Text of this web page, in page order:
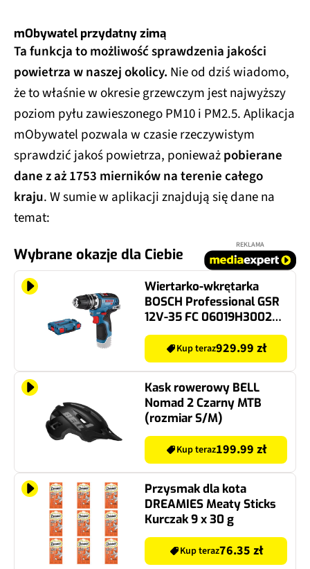
mObywatel przydatny zimą
Ta funkcja to możliwość sprawdzenia jakości
powietrza w naszej okolicy. Nie od dziś wiadomo,
że to właśnie w okresie grzewczym jest najwyższy
poziom pyłu zawieszonego PM10 i PM2.5. Aplikacja
mObywatel pozwala w czasie rzeczywistym
sprawdzić jakoś powietrza, ponieważpobierane
dane z aż 1753 mierników na terenie całego
kraju. W sumie w aplikacji znajdują się dane na
temat:
Wybrane okazje dla Ciebie
REKLAMA
Wiertarko-wkrętarka
BOSCH Professional GSR
12V-35 FC 06019H3002
SOLO
Kup teraz929.99 zł
Kask rowerowy BELL
Nomad 2 Czarny MTB
(rozmiar S/M)
Kup teraz199.99 zł
Przysmak dla kota
DREAMIES Meaty Sticks
Kurczak 9 x 30 g
Kup teraz76.35 zł